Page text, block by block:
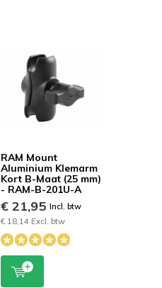
RAM Mount
Aluminium Klemarm
Kort B-Maat (25 mm)
- RAM-B-201U-A
€ 21,95Incl. btw
€ 18,14 Excl. btw